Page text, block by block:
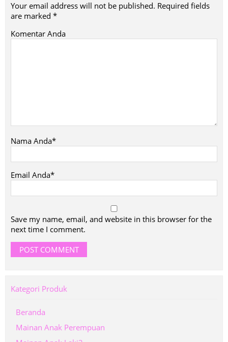
Your email address will not be published. Required fields
are marked *
Komentar Anda
Nama Anda*
Email Anda*
Save my name, email, and website in this browser for the
next time I comment.
Kategori Produk
Beranda
Mainan Anak Perempuan